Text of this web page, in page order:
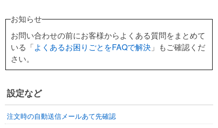
お知らせ
お問い合わせの前にお客様からよくある質問をまとめて
いる「よくあるお困りごとをFAQで解決 」もご確認くだ
さい。
設定など
注文時の自動送信メールあて先確認